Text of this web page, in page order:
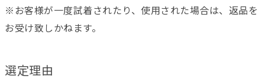
※お客様が一度試着されたり、使用された場合は、返品を
お受け致しかねます。
選定理由